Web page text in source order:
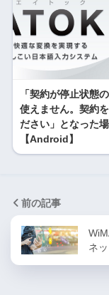
「契約が停止状態
使えません。契約
ださい」となった
【Android】
前の記事
ネ